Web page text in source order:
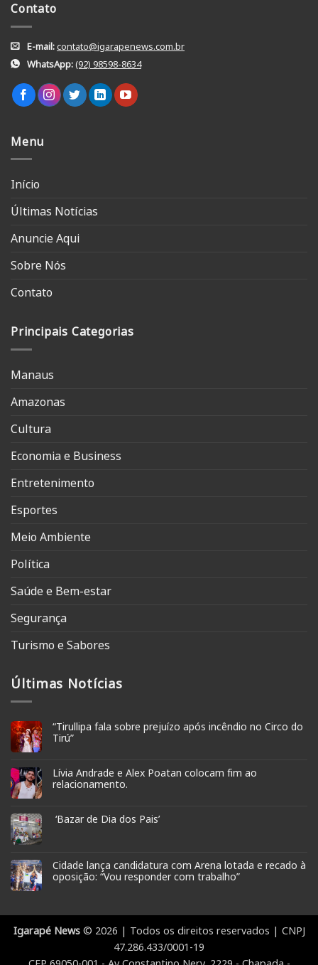
Contato
E-mail:contato@igarapenews.com.br
WhatsApp:(92) 98598-8634
Menu
Início
Últimas Notícias
Anuncie Aqui
Sobre Nós
Contato
Principais Categorias
Manaus
Amazonas
Cultura
Economia e Business
Entretenimento
Esportes
Meio Ambiente
Política
Saúde e Bem-estar
Segurança
Turismo e Sabores
Últimas Notícias
“Tirullipa fala sobre prejuízo após incêndio no Circo do
Tirú”
Lívia Andrade e Alex Poatan colocam fim ao
relacionamento.
‘Bazar de Dia dos Pais’
Cidade lança candidatura com Arena lotada e recado à
oposição: “Vou responder com trabalho”
Igarapé News© 2026 | Todos os direitos reservados | CNPJ
47.286.433/0001-19